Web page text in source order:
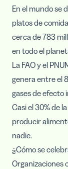
En el mundo se
platos de
cerca de 783
en todo el
La FAO y el
genera entre el
gases de efecto
Casi el 30% de
producir
nadie.
¿Cómo se
Organizaciones